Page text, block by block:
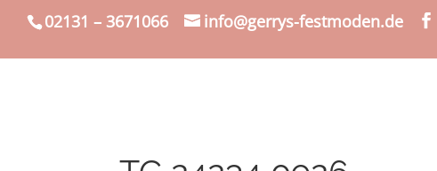
02131 – 3671066 info@gerrys-festmoden.de